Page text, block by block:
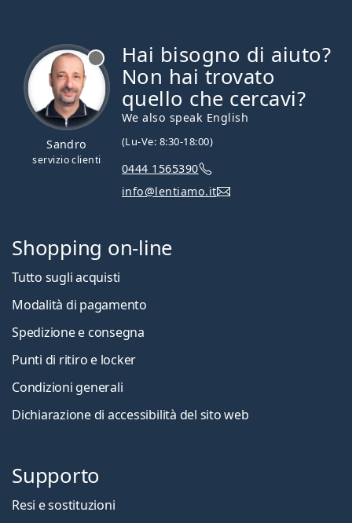
Sandro
servizio clienti
Hai bisogno di aiuto?
Non hai trovato
quello che cercavi?
We also speak English
(Lu-Ve: 8:30-18:00)
0444 1565390
info@lentiamo.it
Shopping on-line
Tutto sugli acquisti
Modalità di pagamento
Spedizione e consegna
Punti di ritiro e locker
Condizioni generali
Dichiarazione di accessibilità del sito web
Supporto
Resi e sostituzioni